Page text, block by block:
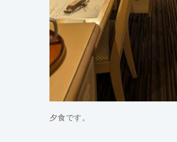
夕食です。